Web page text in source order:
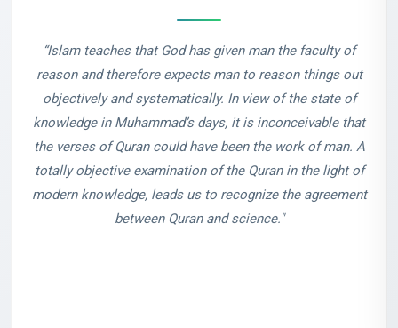
“Islam teaches that God has given man the faculty of
reason and therefore expects man to reason things out
objectively and systematically. In view of the state of
knowledge in Muhammad’s days, it is inconceivable that
the verses of Quran could have been the work of man. A
totally objective examination of the Quran in the light of
modern knowledge, leads us to recognize the agreement
between Quran and science."